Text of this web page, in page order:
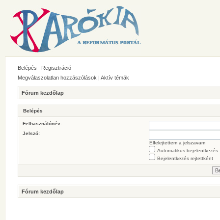
Belépés
Regisztráció
Megválaszolatlan hozzászólások | Aktív témák
Fórum kezdőlap
Belépés
Felhasználónév:
Jelszó:
Elfelejtettem a jelszavam
Automatikus bejelentkezés
Bejelentkezés rejtettként
Fórum kezdőlap